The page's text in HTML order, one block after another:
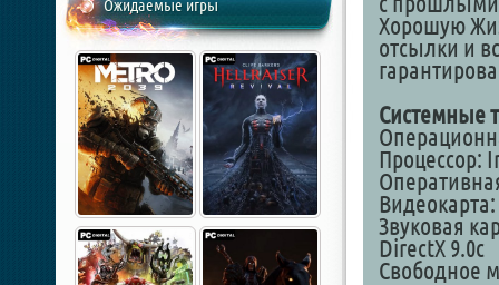
Ожидаемые игры
Хорошую
отсылки и
Системные
Процессор:
Видеокарта:
Звуковая
DirectX 9.0с
Свободное